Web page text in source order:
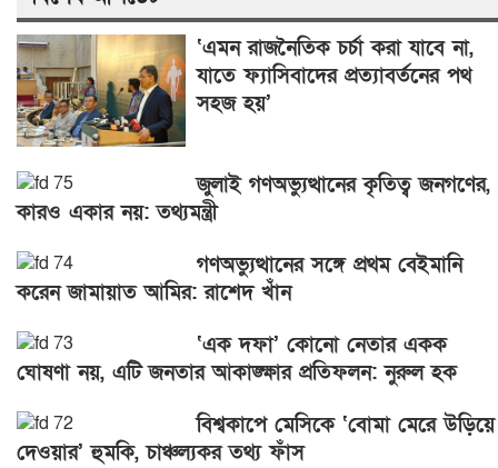
‘এমন রাজনৈতিক চর্চা করা যাবে না,
যাতে ফ্যাসিবাদের প্রত্যাবর্তনের পথ
সহজ হয়’
জুলাই গণঅভ্যুত্থানের কৃতিত্ব জনগণের,
কারও একার নয়: তথ্যমন্ত্রী
গণঅভ্যুত্থানের সঙ্গে প্রথম বেইমানি
করেন জামায়াত আমির: রাশেদ খাঁন
‘এক দফা’ কোনো নেতার একক
ঘোষণা নয়, এটি জনতার আকাঙ্ক্ষার প্রতিফলন: নুরুল হক
বিশ্বকাপে মেসিকে ‘বোমা মেরে উড়িয়ে
দেওয়ার’ হুমকি, চাঞ্চল্যকর তথ্য ফাঁস